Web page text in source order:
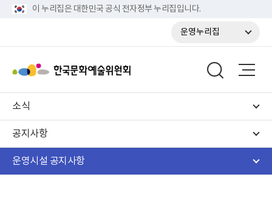
이 누리집은 대한민국 공식 전자정부 누리집입니다.
운영누리집
소식
공지사항
운영시설 공지사항